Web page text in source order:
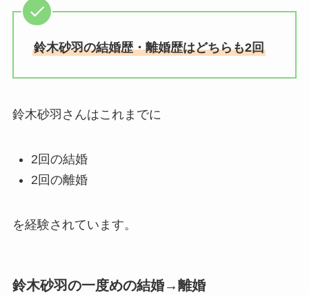
馴れ初めも調査！
の結婚の馴れ初め！夫の会社
や収入に妊娠の噂も調査！
ルモン教で宗教結婚！不倫で
大坂なおみとコーディが結婚
収に破局理由も調査！
鈴木砂羽の結婚歴・離婚歴はどちらも2回
鈴木砂羽さんはこれまでに
2回の結婚
2回の離婚
を経験されています。
鈴木砂羽の一度めの結婚→離婚